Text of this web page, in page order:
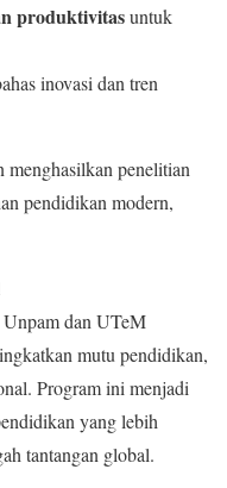
produktivitasuntuk
inovasi dan tren
penelitian
pendidikan modern,
dan UTeM
mutu pendidikan,
Program ini menjadi
yang lebih
tantangan global.